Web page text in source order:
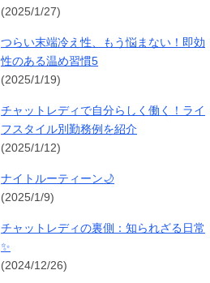
(2025/1/27)
つらい末端冷え性、もう悩まない！即効
性のある温め習慣5
(2025/1/19)
チャットレディで自分らしく働く！ライ
フスタイル別勤務例を紹介
(2025/1/12)
ナイトルーティーン🌙
(2025/1/9)
チャットレディの裏側：知られざる日常
✨
(2024/12/26)